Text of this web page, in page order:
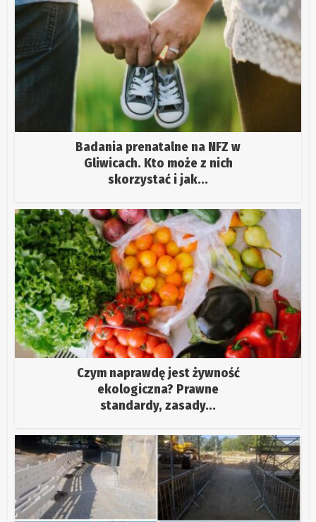
Badania prenatalne na NFZ w
Gliwicach. Kto może z nich
skorzystać i jak...
Czym naprawdę jest żywność
ekologiczna? Prawne
standardy, zasady...